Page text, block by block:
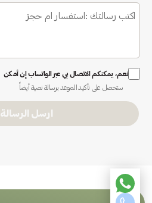
نعم، يمكنكم الاتصال بي عبر الواتساب إن أمكن
ستحصل على تأكيد الموعد برسالة نصية أيضاً
ارسل الرسالة